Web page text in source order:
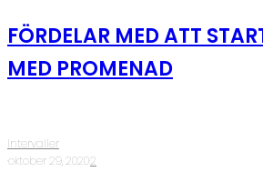
FÖRDELAR MED ATT
MED PROMENAD
Intervaller
·oktober 29, 2020·2